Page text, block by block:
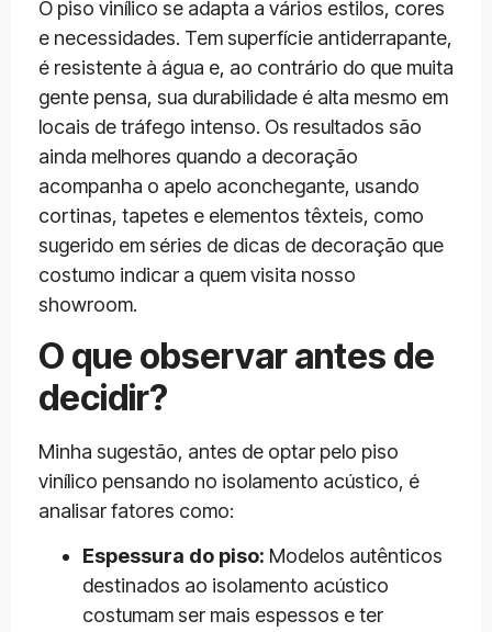
O piso vinílico se adapta a vários estilos, cores
e necessidades. Tem superfície antiderrapante,
é resistente à água e, ao contrário do que muita
gente pensa, sua durabilidade é alta mesmo em
locais de tráfego intenso. Os resultados são
ainda melhores quando a decoração
acompanha o apelo aconchegante, usando
cortinas, tapetes e elementos têxteis, como
sugerido em séries de dicas de decoração que
costumo indicar a quem visita nosso
showroom.
O que observar antes de
decidir?
Minha sugestão, antes de optar pelo piso
vinílico pensando no isolamento acústico, é
analisar fatores como:
Espessura do piso: Modelos autênticos
destinados ao isolamento acústico
costumam ser mais espessos e ter